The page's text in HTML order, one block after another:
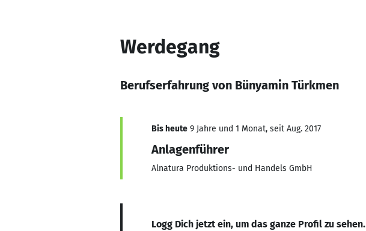
Werdegang
Berufserfahrung von Bünyamin Türkmen
Bis heute 9 Jahre und 1 Monat, seit Aug. 2017
Anlagenführer
Alnatura Produktions- und Handels GmbH
Logg Dich jetzt ein, um das ganze Profil zu sehen.